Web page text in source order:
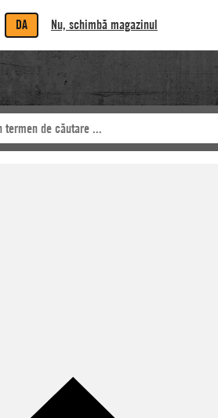
DA Nu, schimbă magazinul